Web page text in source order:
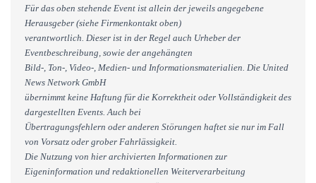
Für das oben stehende Event ist allein der jeweils angegebene
Herausgeber (siehe Firmenkontakt oben)
verantwortlich. Dieser ist in der Regel auch Urheber der
Eventbeschreibung, sowie der angehängten
Bild-, Ton-, Video-, Medien- und Informationsmaterialien. Die United
News Network GmbH
übernimmt keine Haftung für die Korrektheit oder Vollständigkeit des
dargestellten Events. Auch bei
Übertragungsfehlern oder anderen Störungen haftet sie nur im Fall
von Vorsatz oder grober Fahrlässigkeit.
Die Nutzung von hier archivierten Informationen zur
Eigeninformation und redaktionellen Weiterverarbeitung